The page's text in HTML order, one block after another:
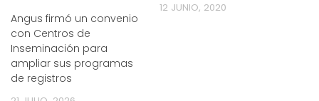
Angus firmó un convenio
con Centros de
Inseminación para
ampliar sus programas
de registros
12 JUNIO, 2020